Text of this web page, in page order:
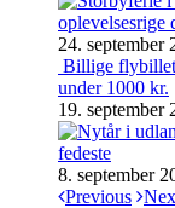
oplevelsesrige
24. september
Billige
under 1000 kr.
19. september
fedeste
8. september
Previous